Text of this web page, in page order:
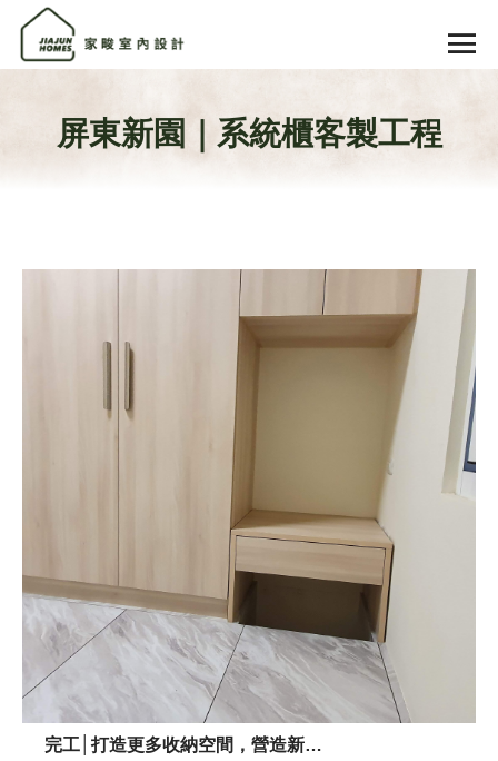
屏東新園｜系統櫃客製工程
完工│打造更多收納空間，營造新美學